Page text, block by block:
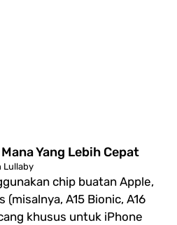
Yang Lebih Cepat
Lullaby
chip buatan Apple,
A15 Bionic, A16
khusus untuk iPhone